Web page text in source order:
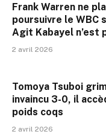
Frank Warren ne
poursuivre le WBC
Agit Kabayel n’est
2 avril 2026
Tomoya Tsuboi
invaincu 3-0, il
poids coqs
2 avril 2026